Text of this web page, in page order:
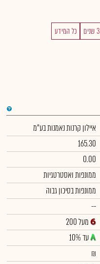
3 שנים כל המידע
איילון קרנות נאמנות בע"מ
165.30
0.00
ממונפות ואסטרטגיות
ממונפות בסיכון גבוה
--
מעל 200
עד 10%
₪